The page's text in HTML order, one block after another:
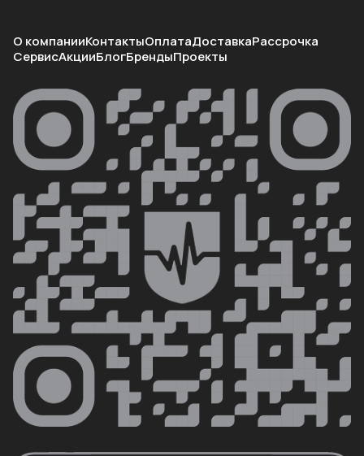
О компанииКонтактыОплатаДоставкаРассрочка
СервисАкцииБлогБрендыПроекты